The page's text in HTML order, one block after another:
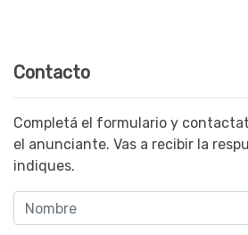
Contacto
Completá el formulario y
el anunciante. Vas a recibir la
indiques.